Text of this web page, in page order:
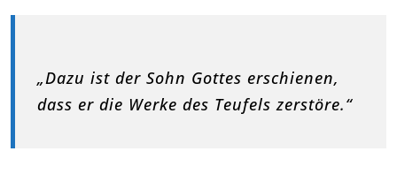
„Dazu ist der Sohn Gottes erschienen,
dass er die Werke des Teufels zerstöre.“